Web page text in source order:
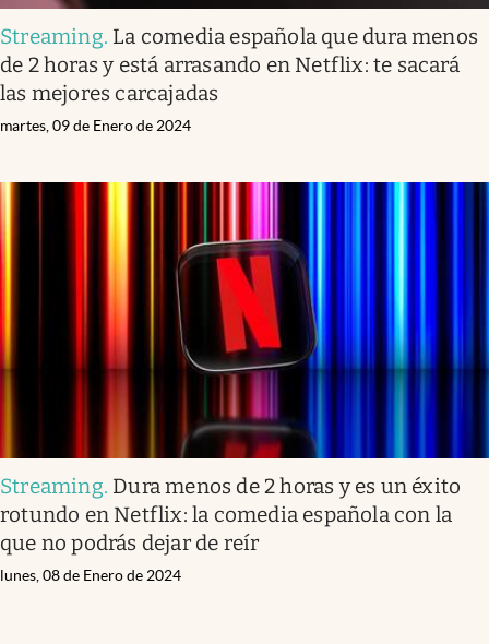
Streaming. La comedia española que dura menos
de 2 horas y está arrasando en Netflix: te sacará
las mejores carcajadas
martes, 09 de Enero de 2024
Streaming. Dura menos de 2 horas y es un éxito
rotundo en Netflix: la comedia española con la
que no podrás dejar de reír
lunes, 08 de Enero de 2024